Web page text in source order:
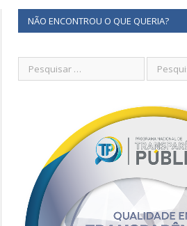
NÃO ENCONTROU O QUE QUERIA?